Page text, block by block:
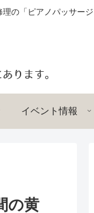
の「ピアノパッサージ
イベント情報
の黄